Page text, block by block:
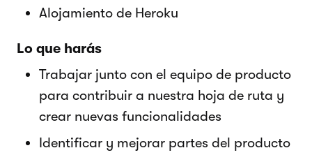
Alojamiento de Heroku
Lo que harás
Trabajar junto con el equipo de producto
para contribuir a nuestra hoja de ruta y
crear nuevas funcionalidades
Identificar y mejorar partes del producto